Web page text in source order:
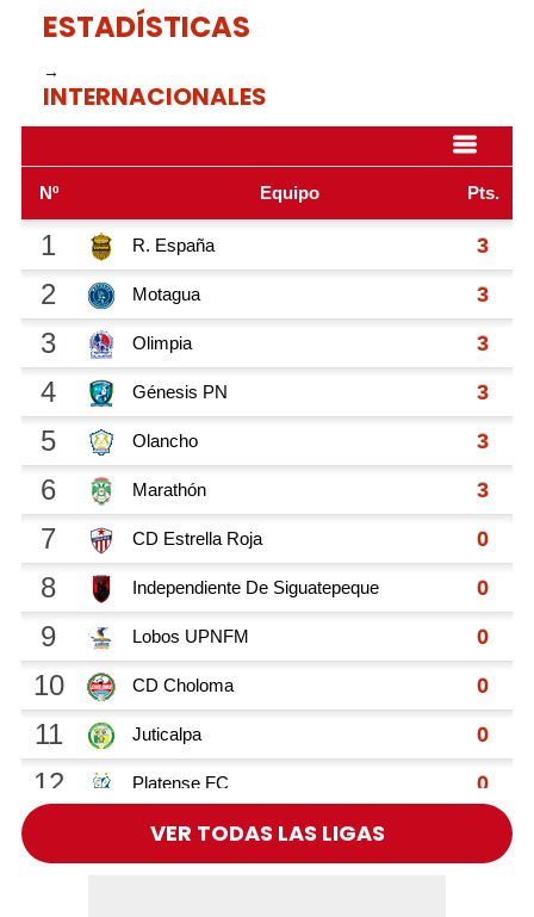
ESTADÍSTICAS
→
INTERNACIONALES
VER TODAS LAS LIGAS